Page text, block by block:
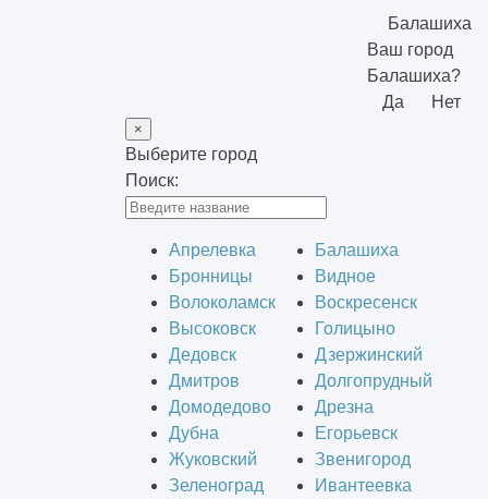
Балашиха
Ваш город
Балашиха?
Да
Нет
×
Выберите город
Поиск:
Апрелевка
Балашиха
Бронницы
Видное
Волоколамск
Воскресенск
Высоковск
Голицыно
Дедовск
Дзержинский
Дмитров
Долгопрудный
Домодедово
Дрезна
Дубна
Егорьевск
Жуковский
Звенигород
Зеленоград
Ивантеевка